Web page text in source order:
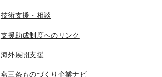
技術支援・相談
支援助成制度へのリンク
海外展開支援
燕三条ものづくり企業ナビ